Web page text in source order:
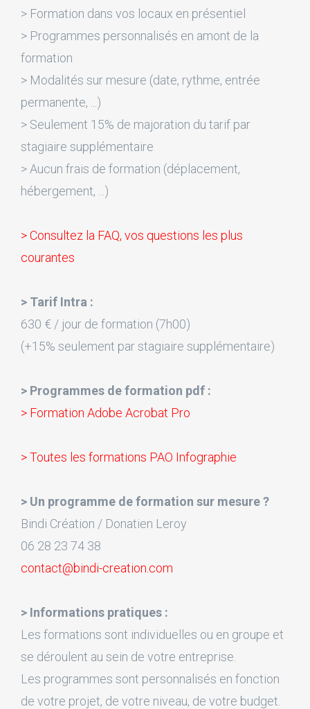
> Formation dans vos locaux en présentiel
> Programmes personnalisés en amont de la
formation
> Modalités sur mesure (date, rythme, entrée
permanente, ...)
> Seulement 15% de majoration du tarif par
stagiaire supplémentaire
> Aucun frais de formation (déplacement,
hébergement, ...)
> Consultez la FAQ, vos questions les plus
courantes
> Tarif Intra :
630 € / jour de formation (7h00)
(+15% seulement par stagiaire supplémentaire)
> Programmes de formation pdf :
> Formation Adobe Acrobat Pro
> Toutes les formations PAO Infographie
> Un programme de formation sur mesure ?
Bindi Création / Donatien Leroy
06 28 23 74 38
contact@bindi-creation.com
> Informations pratiques :
Les formations sont individuelles ou en groupe et
se déroulent au sein de votre entreprise.
Les programmes sont personnalisés en fonction
de votre projet, de votre niveau, de votre budget.